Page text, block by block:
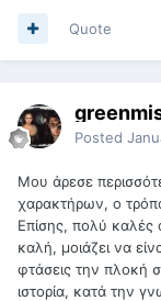
Quote
Posted
Μου άρεσε
χαρακτήρων, ο
Επίσης, πολύ
καλή, μοιάζει να
φτάσεις την πλοκή
ιστορία, κατά την